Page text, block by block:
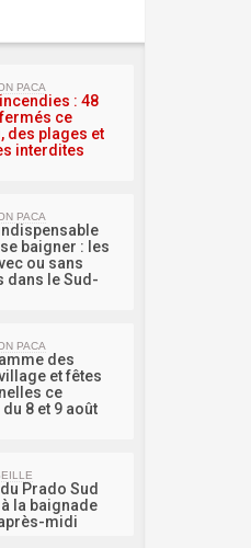
PACA
: 48
ce
des plages et
interdites
PACA
baigner : les
ou sans
dans le Sud-
PACA
des
et fêtes
ce
8 et 9 août
Prado Sud
la baignade
midi